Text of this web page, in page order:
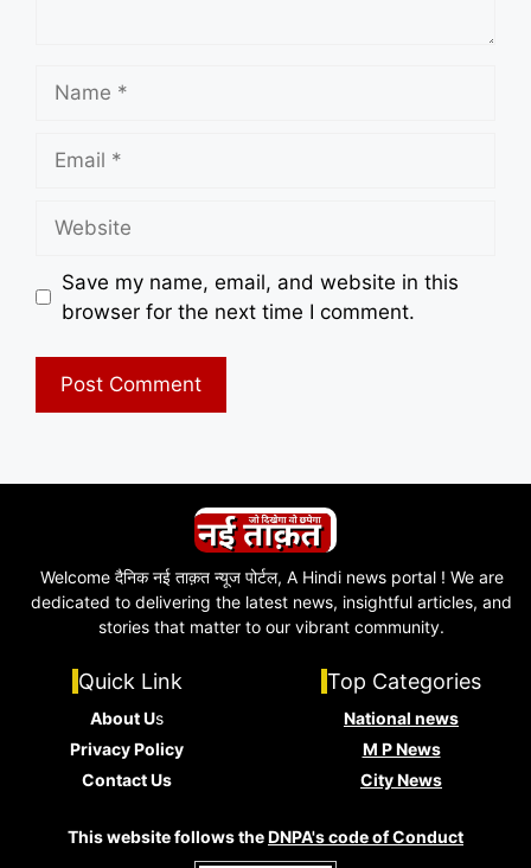
Save my name, email, and website in this
browser for the next time I comment.
Welcome दैनिक नई ताक़त न्यूज पोर्टल, A Hindi news portal ! We are
dedicated to delivering the latest news, insightful articles, and
stories that matter to our vibrant community.
Quick Link
About Us
Privacy Policy
Contact Us
Top Categories
National news
M P News
City News
This website follows theDNPA's code of Conduct